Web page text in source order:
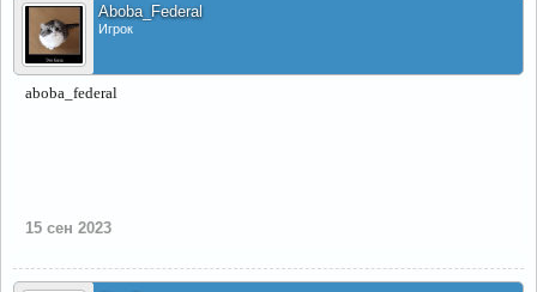
Aboba_Federal
Игрок
aboba_federal
15 сен 2023